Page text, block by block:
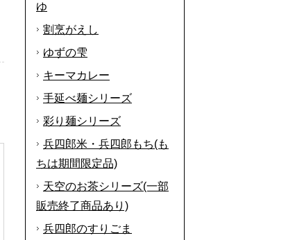
ゆ
割烹がえし
ゆずの雫
キーマカレー
手延べ麺シリーズ
彩り麺シリーズ
兵四郎米・兵四郎もち(も
ちは期間限定品)
天空のお茶シリーズ(一部
販売終了商品あり)
兵四郎のすりごま